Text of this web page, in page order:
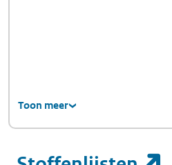
Toon meer